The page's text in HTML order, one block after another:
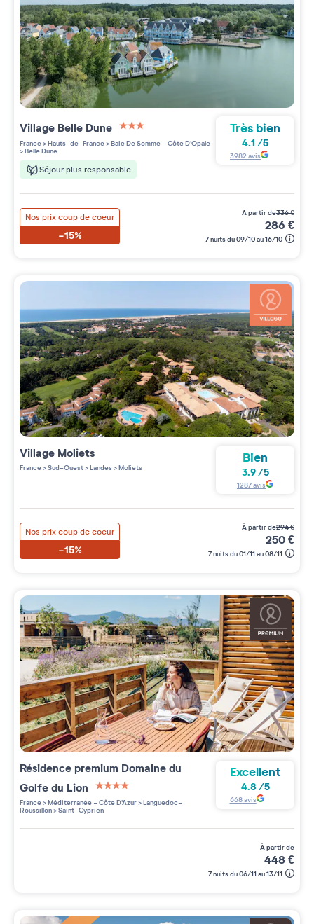
Village Belle Dune
3 étoiles sur 5
France>Hauts-de-France>Baie De Somme - Côte D'Opale
>Belle Dune
Séjour plus responsable
Très bien
4.1 /5
3982 avis
Nos prix coup de coeur
-15%
à partir de336€
286 €
7 nuits du 09/10 au 16/10
Village Moliets
France>Sud-Ouest>Landes>Moliets
Bien
3.9/5
1287avis
Nos prix coup de coeur
-15%
à partir de294€
250€
7 nuits du 01/11 au 08/11
Résidence premium Domaine du
Golfe du Lion
4 étoiles sur 5
France>Méditerranée - Côte D'Azur>Languedoc-
Roussillon>Saint-Cyprien
Excellent
4.8 /5
668avis
à partir de
448€
7 nuits du 06/11 au 13/11